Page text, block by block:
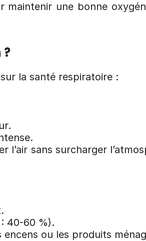
maintenir une bonne
la santé respiratoire :
sans surcharger
40-60 %).
ou les produits